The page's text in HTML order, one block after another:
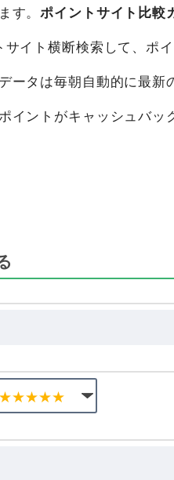
円コースをポイントサ
す。 ポイントサイト比較
サイト横断検索して、ポ
ータは毎朝自動的に最新